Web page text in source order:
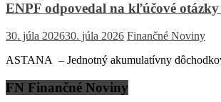
ENPF odpovedal na kľúčové
30. júla 202630. júla 2026 Finančné Noviny
ASTANA – Jednotný akumulatívny
FN Finančné Noviny